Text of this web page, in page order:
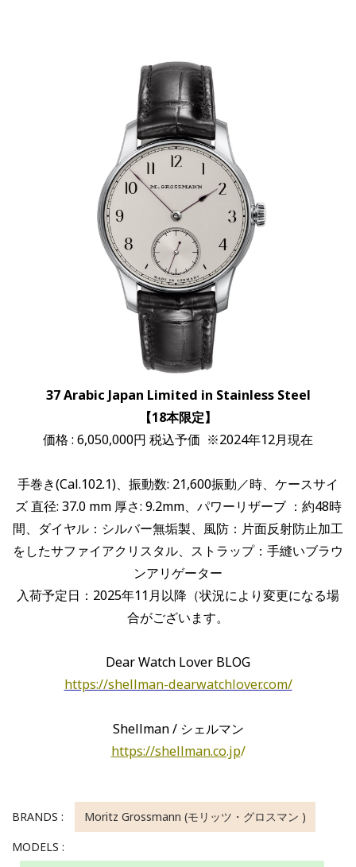
37 Arabic Japan Limited in Stainless Steel
【18本限定】
価格 : 6,050,000円 税込予価 ※2024年12月現在
手巻き(Cal.102.1)、振動数: 21,600振動／時、ケースサイ
ズ 直径: 37.0 mm 厚さ: 9.2mm、パワーリザーブ ：約48時
間、ダイヤル：シルバー無垢製、風防：片面反射防止加工
をしたサファイアクリスタル、ストラップ：手縫いブラウ
ンアリゲーター
入荷予定日：2025年11月以降（状況により変更になる場
合がございます。
Dear Watch Lover BLOG
https://shellman-dearwatchlover.com/
Shellman / シェルマン
https://shellman.co.jp/
BRANDS :
Moritz Grossmann (モリッツ・グロスマン )
MODELS :